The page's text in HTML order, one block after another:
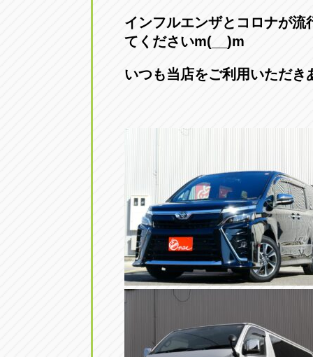
アップル
0568-25-
アップル
0569-35-
アップル
0568-76-
アップル
アップル
アップル名岐バイパス春日店
愛知県北名古屋市中之郷八反
アップル碧南店
愛知県常滑市長間37-1
アップル小牧店
愛知県小牧市久保新町20
アップル尾張旭店
愛知県尾張旭市印場元町5-2-8
アップル岩倉店
インフルエンザとコロナが流
てくださいm(__)m
いつも当店をご利用いただき